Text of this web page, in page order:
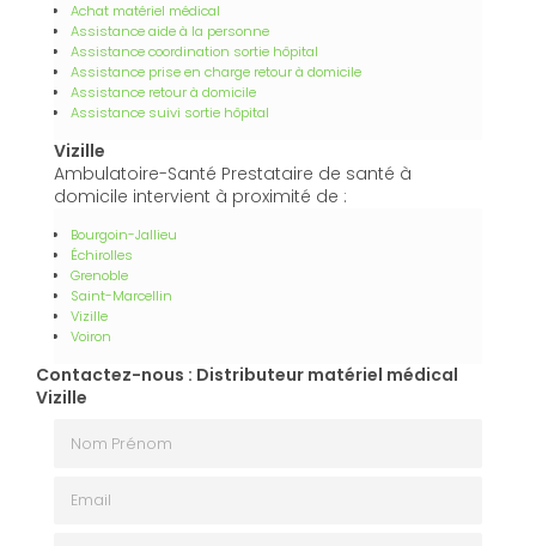
Achat matériel médical
Assistance aide à la personne
Assistance coordination sortie hôpital
Assistance prise en charge retour à domicile
Assistance retour à domicile
Assistance suivi sortie hôpital
Vizille
Ambulatoire-Santé Prestataire de santé à
domicile intervient à proximité de :
Bourgoin-Jallieu
Échirolles
Grenoble
Saint-Marcellin
Vizille
Voiron
Contactez-nous : Distributeur matériel médical
Vizille